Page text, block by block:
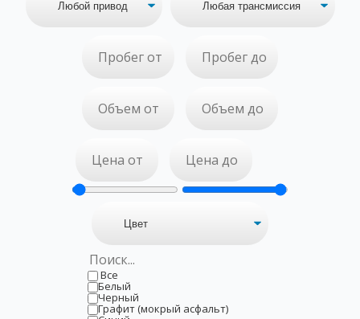
Все
Белый
Черный
Графит (мокрый асфальт)